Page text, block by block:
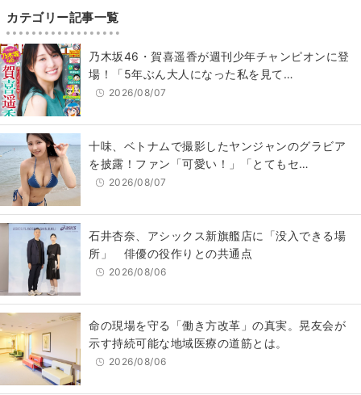
カテゴリー記事一覧
乃木坂46・賀喜遥香が週刊少年チャンピオンに登
場！「5年ぶん大人になった私を見て…
2026/08/07
十味、ベトナムで撮影したヤンジャンのグラビア
を披露！ファン「可愛い！」「とてもセ…
2026/08/07
石井杏奈、アシックス新旗艦店に「没入できる場
所」 俳優の役作りとの共通点
2026/08/06
​命の現場を守る「働き方改革」の真実。晃友会が
示す持続可能な地域医療の道筋とは。
2026/08/06